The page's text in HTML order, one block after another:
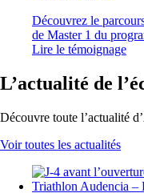
Découvrez le
de Master 1 du
Lire le témoignage
L’actualité de
Découvre toute l’actualité
Voir toutes les actualités